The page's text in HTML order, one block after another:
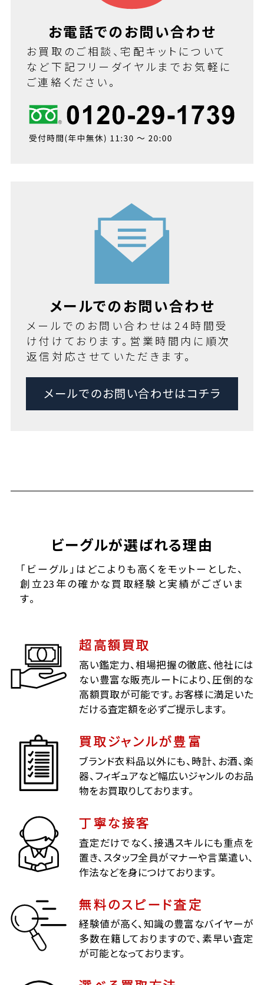
お電話でのお問い合わせ
お買取のご相談、宅配キットについて
など下記フリーダイヤルまでお気軽に
ご連絡ください。
メールでのお問い合わせ
メールでのお問い合わせは24時間受
け付けております。営業時間内に順次
返信対応させていただきます。
メールでのお問い合わせはコチラ
ビーグルが選ばれる理由
「ビーグル」はどこよりも高くをモットーとした、
創立23年の確かな買取経験と実績がございま
す。
超高額買取
高い鑑定力、相場把握の徹底、他社には
ない豊富な販売ルートにより、圧倒的な
高額買取が可能です。お客様に満足いた
だける査定額を必ずご提示します。
買取ジャンルが豊富
ブランド衣料品以外にも、時計、お酒、楽
器、フィギュアなど幅広いジャンルのお品
物をお買取りしております。
丁寧な接客
査定だけでなく、接遇スキルにも重点を
置き、スタッフ全員がマナーや言葉遣い、
作法などを身につけております。
無料のスピード査定
経験値が高く、知識の豊富なバイヤーが
多数在籍しておりますので、素早い査定
が可能となっております。